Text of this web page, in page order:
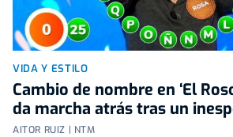
VIDA Y ESTILO
Cambio de nombre en ‘El
da marcha atrás tras un
AITOR RUIZ | NTM